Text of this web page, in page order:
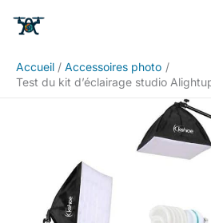
Accueil
Accessoires photo
Test du kit d’éclairage studio